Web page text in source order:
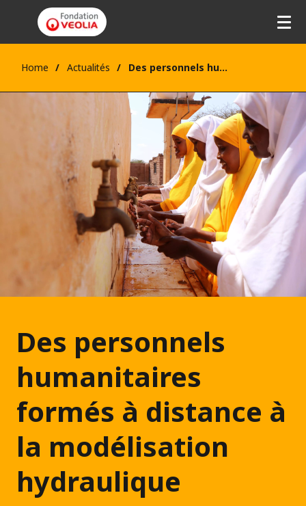
Home Actualités Des personnels humanitaires formés à distance à la modélisation hydraulique
Des personnels
humanitaires
formés à distance à
la modélisation
hydraulique